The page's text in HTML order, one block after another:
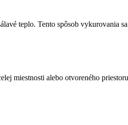
teplo. Tento spôsob vykurovania
miestnosti alebo otvoreného